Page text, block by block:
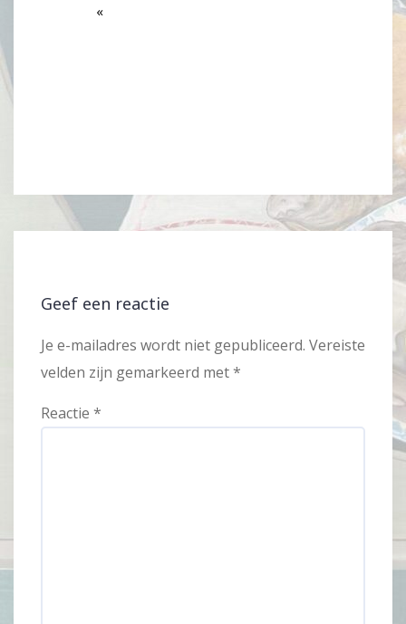
Geef een reactie
Je e-mailadres wordt niet gepubliceerd. Vereiste
velden zijn gemarkeerd met*
Reactie *